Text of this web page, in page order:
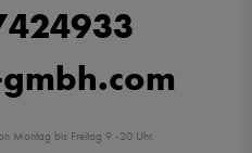
Montag bis Freitag 9 -20 Uhr.